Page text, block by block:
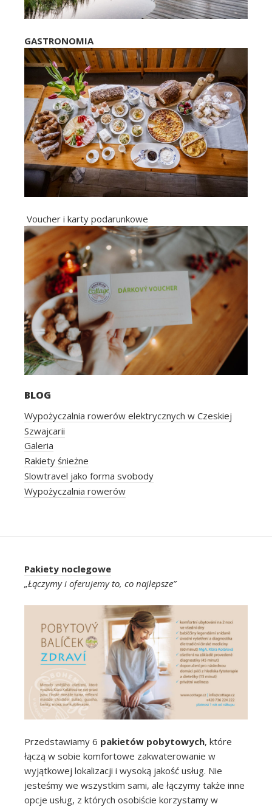
GASTRONOMIA
Voucher i karty podarunkowe
BLOG
Wypożyczalnia rowerów elektrycznych w Czeskiej
Szwajcarii
Galeria
Rakiety śnieżne
Slowtravel jako forma svobody
Wypożyczalnia rowerów
Pakiety noclegowe
„Łączymy i oferujemy to, co najlepsze”
Przedstawiamy 6 pakietów pobytowych, które
łączą w sobie komfortowe zakwaterowanie w
wyjątkowej lokalizacji i wysoką jakość usług. Nie
jesteśmy we wszystkim sami, ale łączymy także inne
opcje usług, z których osobiście korzystamy w